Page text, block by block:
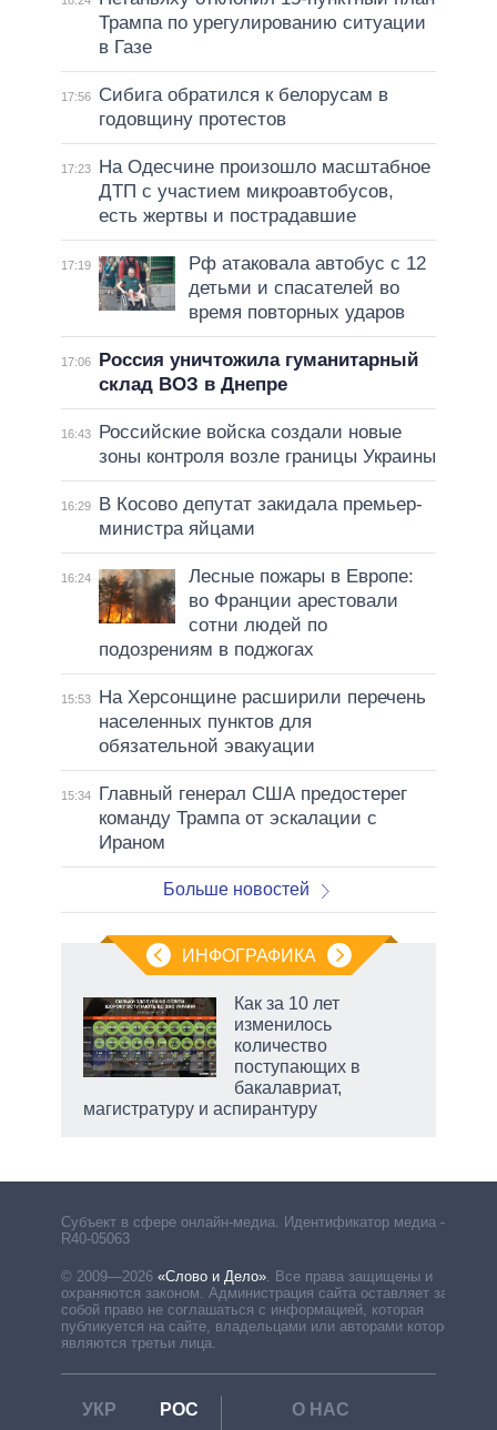
Трампа по урегулированию ситуации
в Газе
17:56
Сибига обратился к белорусам в
годовщину протестов
17:23
На Одесчине произошло масштабное
ДТП с участием микроавтобусов,
есть жертвы и пострадавшие
17:19
Рф атаковала автобус с 12
детьми и спасателей во
время повторных ударов
17:06
Россия уничтожила гуманитарный
склад ВОЗ в Днепре
16:43
Российские войска создали новые
зоны контроля возле границы Украины
16:29
В Косово депутат закидала премьер-
министра яйцами
16:24
Лесные пожары в Европе:
во Франции арестовали
сотни людей по
подозрениям в поджогах
15:53
На Херсонщине расширили перечень
населенных пунктов для
обязательной эвакуации
15:34
Главный генерал США предостерег
команду Трампа от эскалации с
Ираном
Больше новостей
ИНФОГРАФИКА
Как за 10 лет
изменилось
количество
поступающих в
бакалавриат,
магистратуру и аспирантуру
Субъект в сфере онлайн-медиа. Идентификатор медиа –
R40-05063
© 2009—2026 «Слово и Дело». Все права защищены и
охраняются законом. Администрация сайта оставляет за
собой право не соглашаться с информацией, которая
публикуется на сайте, владельцами или авторами которой
являются третьи лица.
УКР РОС
О НАС